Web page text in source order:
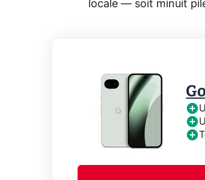
locale — soit minuit